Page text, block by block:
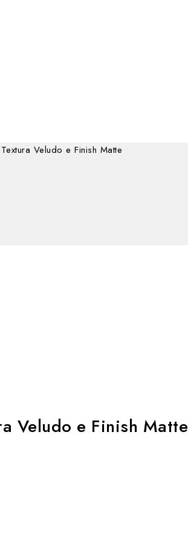
Veludo e Finish Matte
Veludo e Finish Matte